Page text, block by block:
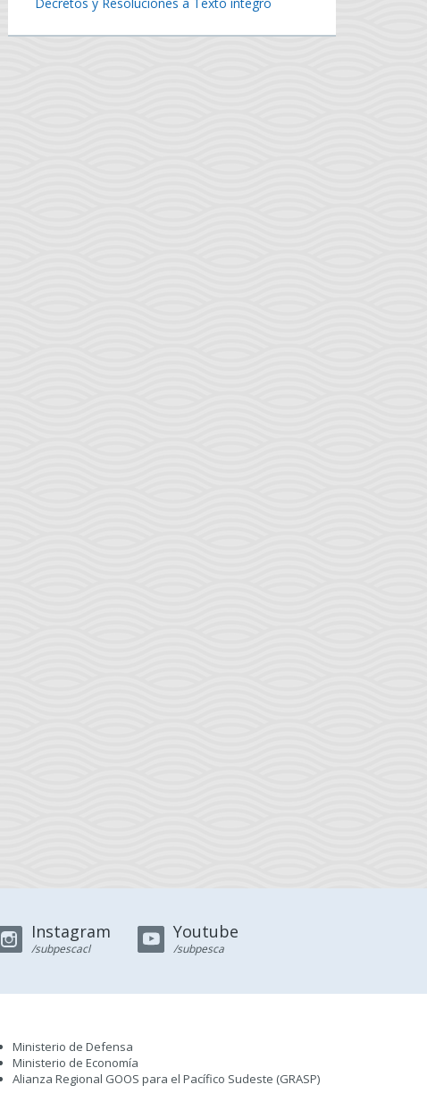
Instagram
/subpescacl
Youtube
/subpesca
Ministerio de Defensa
Ministerio de Economía
Alianza Regional GOOS para el Pacífico Sudeste (GRASP)